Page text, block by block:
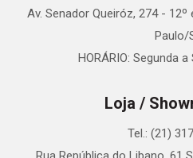
Av. Senador Queiróz, 274 -
Paulo/
HORÁRIO: Segunda
Loja /
Tel.: (21)